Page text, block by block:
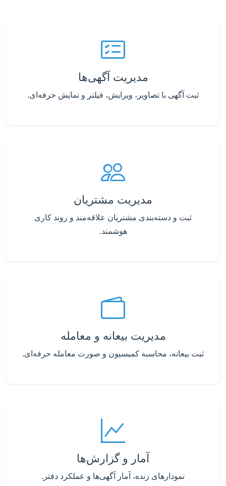
مدیریت آگهی‌ها
ثبت آگهی با تصاویر، ویرایش، فیلتر و نمایش حرفه‌ای.
مدیریت مشتریان
ثبت و دسته‌بندی مشتریان علاقه‌مند و روند کاری
هوشمند.
مدیریت بیعانه و معامله
ثبت بیعانه، محاسبه کمیسیون و صورت معامله حرفه‌ای.
آمار و گزارش‌ها
نمودارهای زنده، آمار آگهی‌ها و عملکرد دفتر.